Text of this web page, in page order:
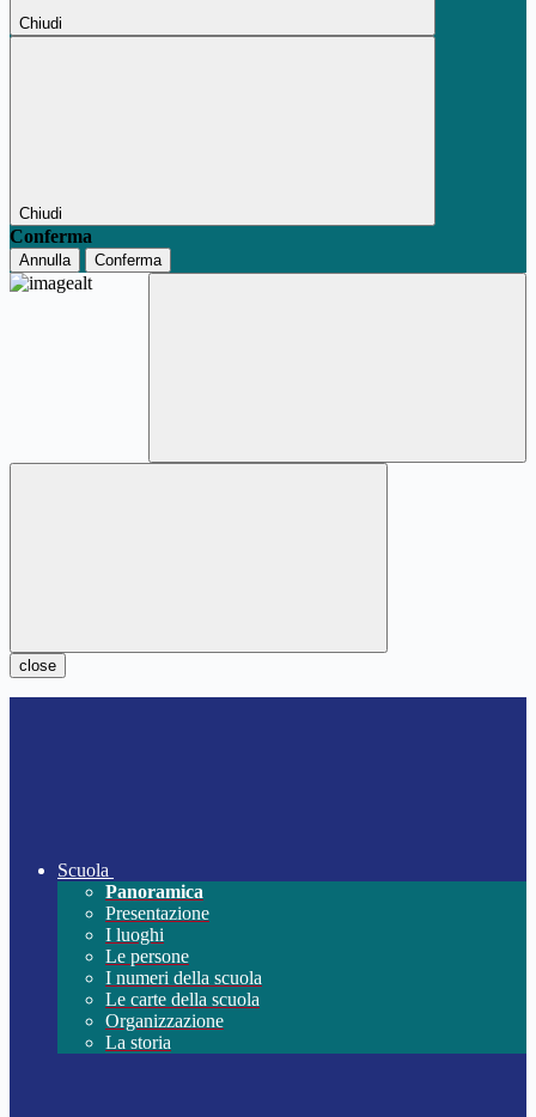
Chiudi
Chiudi
Conferma
Annulla Conferma
close
Scuola
Panoramica
Presentazione
I luoghi
Le persone
I numeri della scuola
Le carte della scuola
Organizzazione
La storia